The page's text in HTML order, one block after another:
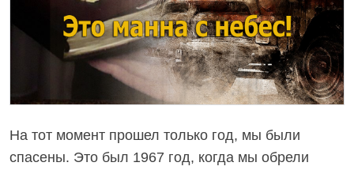
На тот момент прошел только год, мы были
спасены. Это был 1967 год, когда мы обрели